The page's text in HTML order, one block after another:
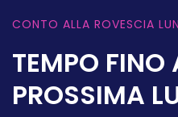
CONTO ALLA ROVESCIA
TEMPO FINO
PROSSIMA